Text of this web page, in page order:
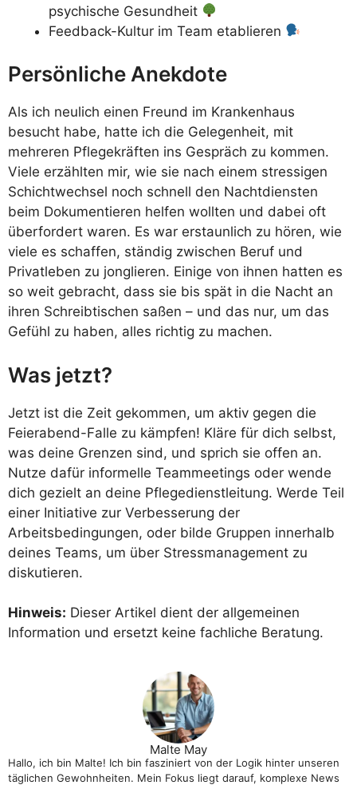
psychische Gesundheit
Feedback-Kultur im Team etablieren
Persönliche Anekdote
Als ich neulich einen Freund im Krankenhaus
besucht habe, hatte ich die Gelegenheit, mit
mehreren Pflegekräften ins Gespräch zu kommen.
Viele erzählten mir, wie sie nach einem stressigen
Schichtwechsel noch schnell den Nachtdiensten
beim Dokumentieren helfen wollten und dabei oft
überfordert waren. Es war erstaunlich zu hören, wie
viele es schaffen, ständig zwischen Beruf und
Privatleben zu jonglieren. Einige von ihnen hatten es
so weit gebracht, dass sie bis spät in die Nacht an
ihren Schreibtischen saßen – und das nur, um das
Gefühl zu haben, alles richtig zu machen.
Was jetzt?
Jetzt ist die Zeit gekommen, um aktiv gegen die
Feierabend-Falle zu kämpfen! Kläre für dich selbst,
was deine Grenzen sind, und sprich sie offen an.
Nutze dafür informelle Teammeetings oder wende
dich gezielt an deine Pflegedienstleitung. Werde Teil
einer Initiative zur Verbesserung der
Arbeitsbedingungen, oder bilde Gruppen innerhalb
deines Teams, um über Stressmanagement zu
diskutieren.
Hinweis: Dieser Artikel dient der allgemeinen
Information und ersetzt keine fachliche Beratung.
Malte May
Hallo, ich bin Malte! Ich bin fasziniert von der Logik hinter unseren
täglichen Gewohnheiten. Mein Fokus liegt darauf, komplexe News